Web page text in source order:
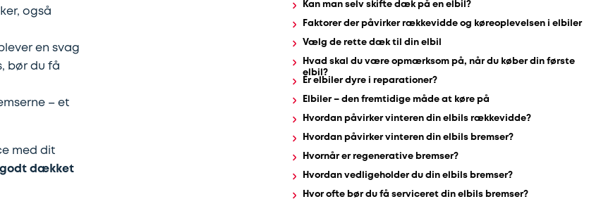
også
en svag
bør du få
– et
med dit
godt dækket
Kan man selv skifte dæk på en elbil?
Faktorer der påvirker rækkevidde og køreoplevelsen i elbiler
Vælg de rette dæk til din elbil
Hvad skal du være opmærksom på, når du køber din første
elbil?
Er elbiler dyre i reparationer?
Elbiler – den fremtidige måde at køre på
Hvordan påvirker vinteren din elbils rækkevidde?
Hvordan påvirker vinteren din elbils bremser?
Hvornår er regenerative bremser?
Hvordan vedligeholder du din elbils bremser?
Hvor ofte bør du få serviceret din elbils bremser?